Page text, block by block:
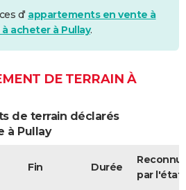
d' appartements en vente à
acheter à Pullay.
DE TERRAIN À
de terrain déclarés
à Pullay
Fin Durée
par l'état